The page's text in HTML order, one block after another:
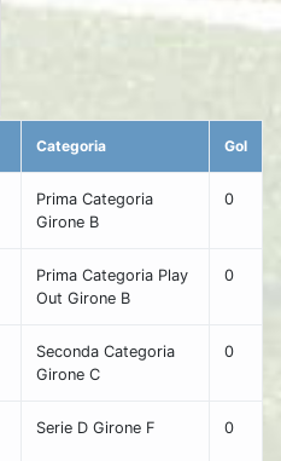
Categoria Gol
Prima Categoria
Girone B
0
Prima Categoria Play
Out Girone B
0
Seconda Categoria
Girone C
0
Serie D Girone F 0